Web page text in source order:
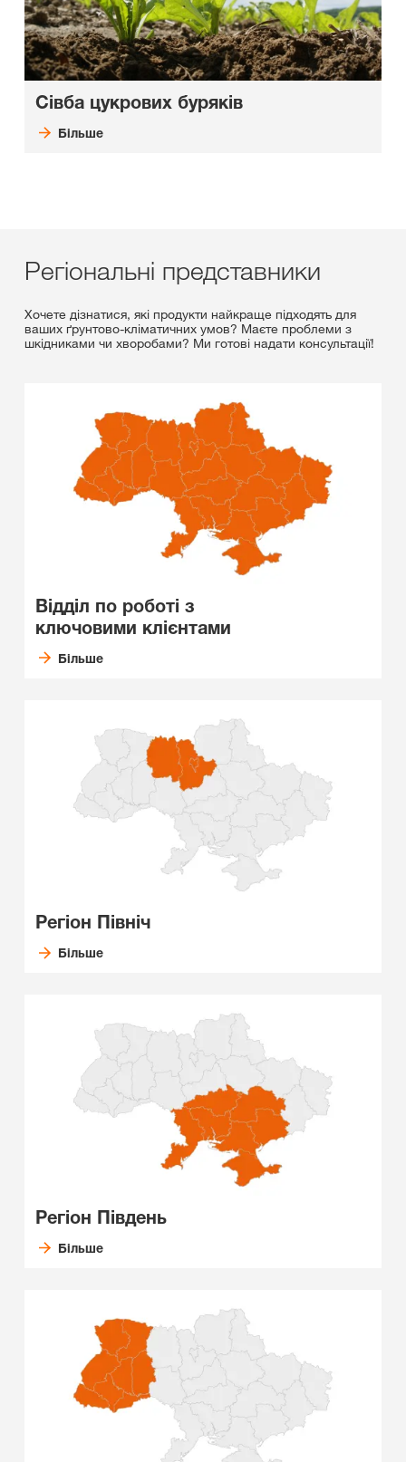
Сівба цукрових буряків
Більше
Регіональні представники
Хочете дізнатися, які продукти найкраще підходять для
ваших ґрунтово-кліматичних умов? Маєте проблеми з
шкідниками чи хворобами? Ми готові надати консультації!
Відділ по роботі з
ключовими клієнтами
Більше
Регіон Північ
Більше
Регіон Південь
Більше